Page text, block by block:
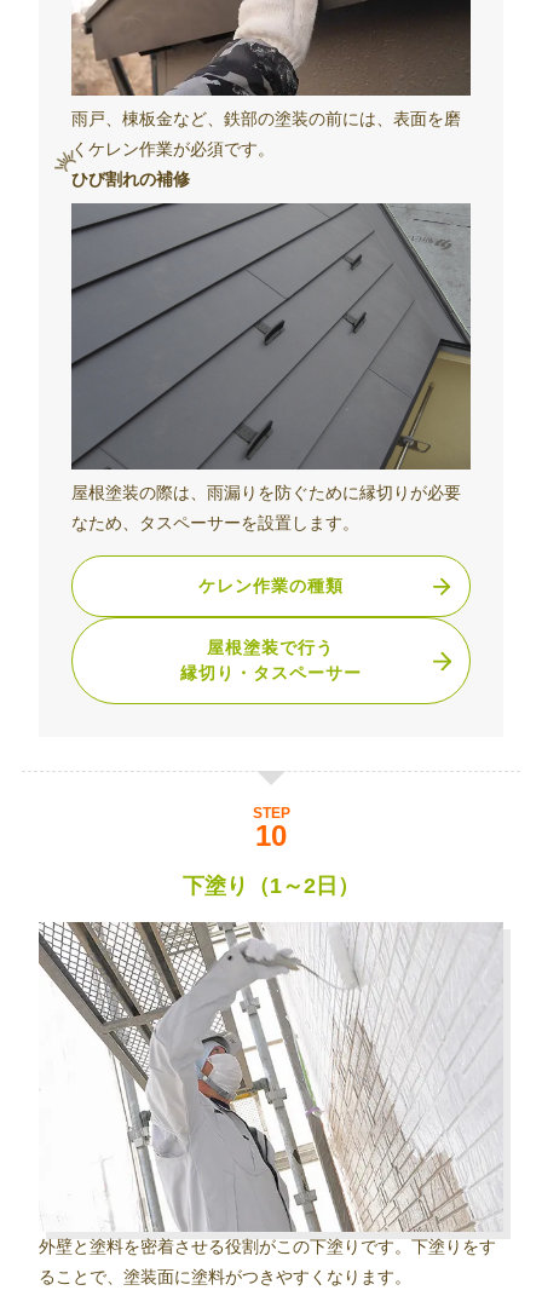
雨戸、棟板金など、鉄部の塗装の前には、表面を磨
くケレン作業が必須です。
ひび割れの補修
屋根塗装の際は、雨漏りを防ぐために縁切りが必要
なため、タスペーサーを設置します。
ケレン作業の種類
屋根塗装で行う
縁切り・タスペーサー
STEP
下塗り（1～2日）
外壁と塗料を密着させる役割がこの下塗りです。下塗りをす
ることで、塗装面に塗料がつきやすくなります。